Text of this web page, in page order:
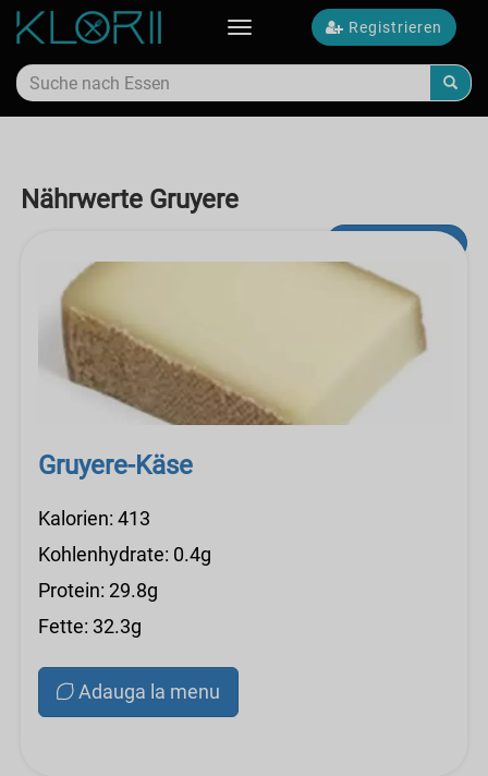
Registrieren
Toggle
Nährwerte Gruyere
Gruyere-Käse
Kalorien: 413
Kohlenhydrate: 0.4g
Protein: 29.8g
Fette: 32.3g
Adauga la menu